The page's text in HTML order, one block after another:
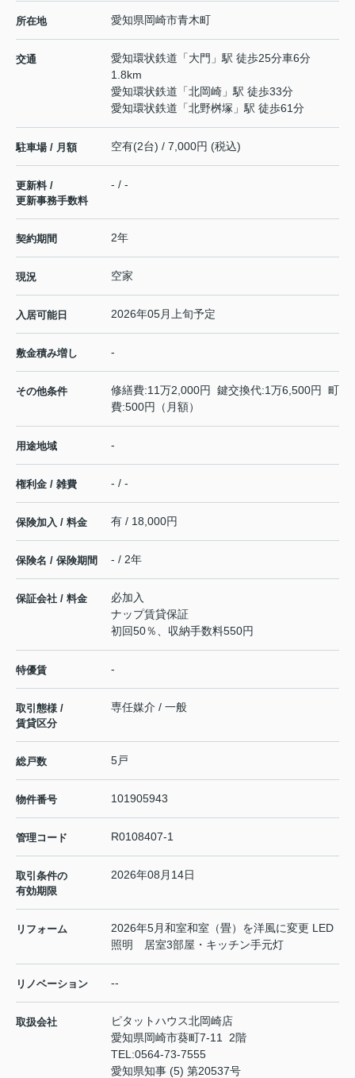
所在地 愛知県岡崎市青木町
交通 愛知環状鉄道 「大門 」駅 徒歩25分車6分
1.8km
愛知環状鉄道 「北岡崎 」駅 徒歩33分
愛知環状鉄道 「北野桝塚 」駅 徒歩61分
駐車場 / 月額 空有(2台) / 7,000円 (税込)
更新料 /
更新事務手数料
- / -
契約期間 2年
現況 空家
入居可能日 2026年05月上旬予定
敷金積み増し -
その他条件
修繕費:11万2,000円 鍵交換代:1万6,500円 町
費:500円（月額）
用途地域 -
権利金 / 雑費 - / -
保険加入 / 料金 有 / 18,000円
保険名 / 保険期間 - / 2年
保証会社 / 料金
必加入
ナップ賃貸保証
初回50％、収納手数料550円
特優賃 -
取引態様 /
賃貸区分
専任媒介 / 一般
総戸数 5戸
物件番号 101905943
管理コード R0108407-1
取引条件の
有効期限
2026年08月14日
リフォーム
2026年5月和室和室（畳）を洋風に変更 LED
照明 居室3部屋・キッチン手元灯
リノベーション --
取扱会社
ピタットハウス北岡崎店
愛知県岡崎市葵町7-11 2階
TEL:0564-73-7555
愛知県知事 (5) 第20537号